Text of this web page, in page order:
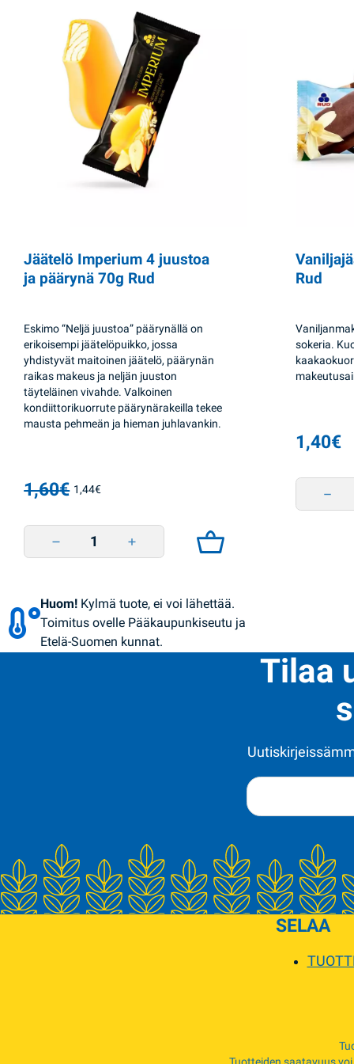
Jäätelö Imperium 4 juustoa
ja päärynä 70g Rud
Eskimo “Neljä juustoa” päärynällä on
erikoisempi jäätelöpuikko, jossa
yhdistyvät maitoinen jäätelö, päärynän
raikas makeus ja neljän juuston
täyteläinen vivahde. Valkoinen
kondiittorikuorrute päärynärakeilla tekee
mausta pehmeän ja hieman juhlavankin.
1,60€
Alkuperäinen hinta oli: 1,60€.
1,44€
Nykyinen hinta on: 1,44€.
Jäätelö Imperium 4 juustoa ja päärynä 70g Rud quantity
Huom! Kylmä tuote, ei voi lähettää.
Toimitus ovelle Pääkaupunkiseutu ja
Etelä-Suomen kunnat.
Rud
sokeria.
1,40€
Tilaa
SELAA
Tuotteiden saatavuus